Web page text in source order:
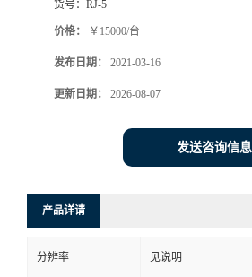
系
货号： RJ-5
价格： ￥15000/台
发布日期： 2021-03-16
更新日期： 2026-08-07
发送咨询信息
产品详请
分辨率 见说明